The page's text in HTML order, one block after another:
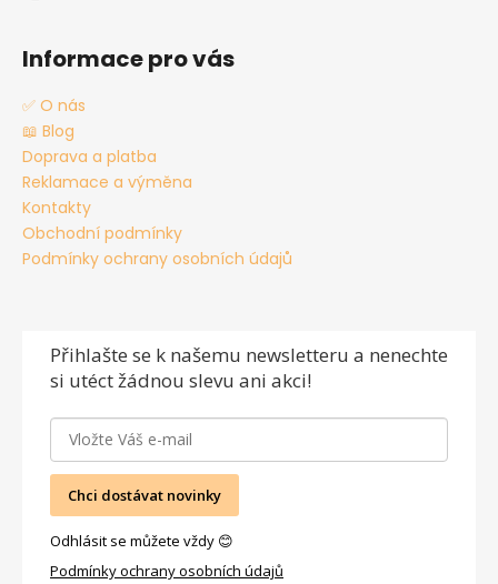
Informace pro vás
✅ O nás
📖 Blog
Doprava a platba
Reklamace a výměna
Kontakty
Obchodní podmínky
Podmínky ochrany osobních údajů
Přihlašte se k našemu newsletteru a nenechte
si utéct žádnou slevu ani akci!
Chci dostávat novinky
Odhlásit se můžete vždy 😊
Podmínky ochrany osobních údajů